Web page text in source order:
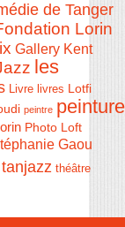
de Tanger
Lorin
Gallery Kent
les
Livre livres Lotfi
peintre peinture
Photo Loft
Gaou
tanjazz théâtre